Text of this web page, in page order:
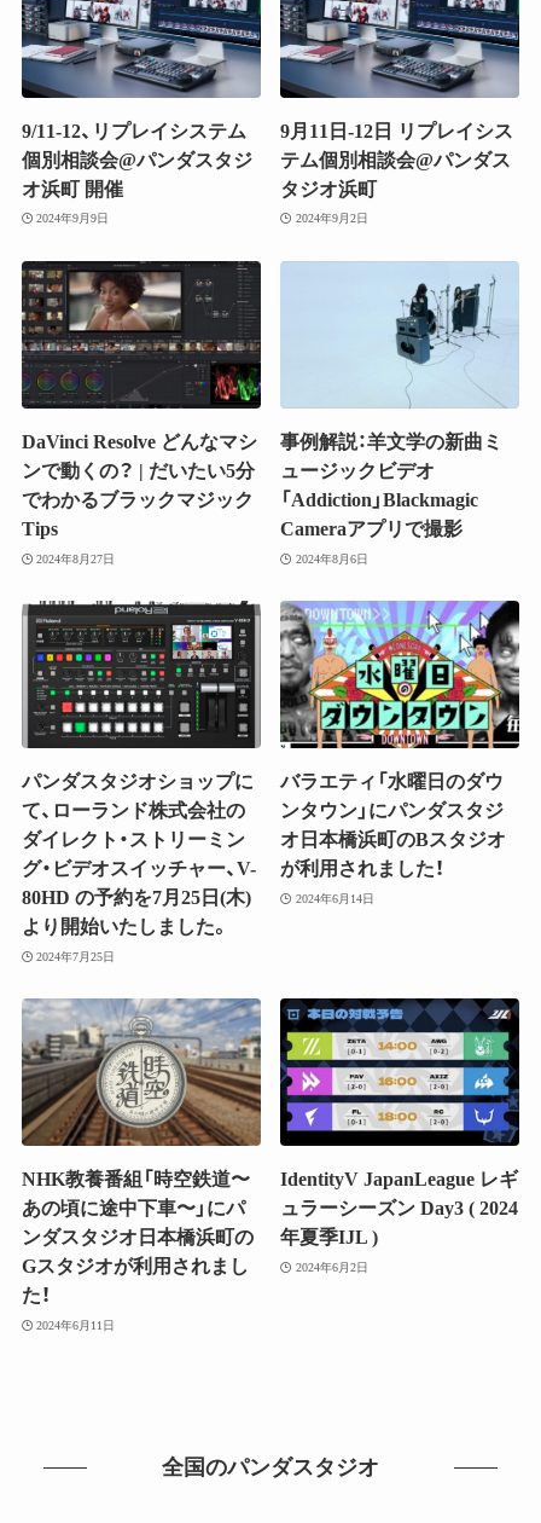
9/11-12、リプレイシステム
個別相談会@パンダスタジ
オ浜町 開催
2024年9月9日
9月11日-12日 リプレイシス
テム個別相談会@パンダス
タジオ浜町
2024年9月2日
DaVinci Resolve どんなマシ
ンで動くの？ | だいたい5分
でわかるブラックマジック
Tips
2024年8月27日
事例解説：羊文学の新曲ミ
ュージックビデオ
「Addiction」Blackmagic
Cameraアプリで撮影
2024年8月6日
パンダスタジオショップに
て、ローランド株式会社の
ダイレクト・ストリーミン
グ・ビデオスイッチャー、V-
80HD の予約を7月25日(木)
より開始いたしました。
2024年7月25日
バラエティ「水曜日のダウ
ンタウン」にパンダスタジ
オ日本橋浜町のBスタジオ
が利用されました！
2024年6月14日
NHK教養番組「時空鉄道〜
あの頃に途中下車〜」にパ
ンダスタジオ日本橋浜町の
Gスタジオが利用されまし
た！
2024年6月11日
IdentityV JapanLeague レギ
ュラーシーズン Day3 ( 2024
年夏季IJL )
2024年6月2日
全国のパンダスタジオ